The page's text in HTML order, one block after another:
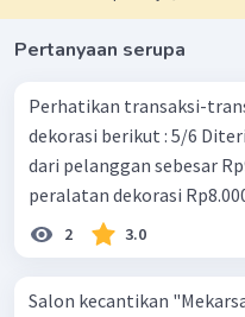
Pertanyaan serupa
Perhatikan transaksi-
dekorasi berikut : 5/6 Diterima pelunasan piutang usaha
dari pelanggan sebesar
peralatan dekorasi
2 3.0
Salon kecantikan